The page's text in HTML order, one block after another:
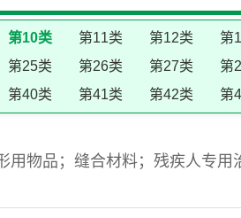
第10类 第11类 第12类 第
第25类 第26类 第27类 第
第40类 第41类 第42类 第
物品；缝合材料；残疾人专用